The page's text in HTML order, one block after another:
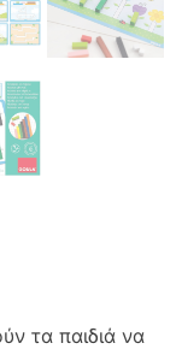
τα παιδιά να